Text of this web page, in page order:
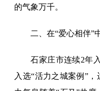
的气象万千。
二、在“爱心相伴”
石家庄市连续2年
入选“活力之城案例”